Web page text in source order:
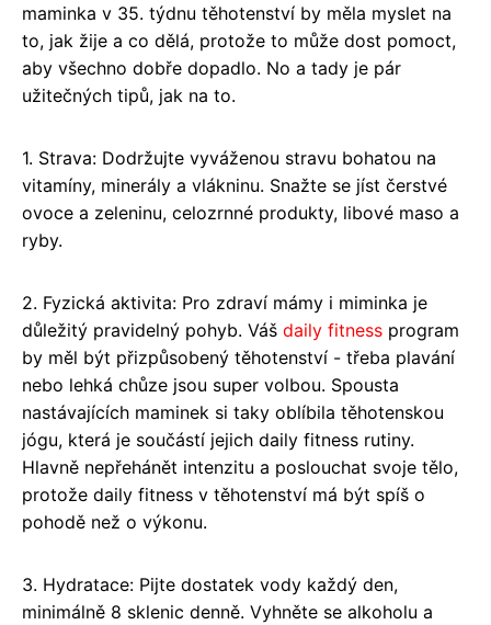
maminka v 35. týdnu těhotenství by měla myslet na
to, jak žije a co dělá, protože to může dost pomoct,
aby všechno dobře dopadlo. No a tady je pár
užitečných tipů, jak na to.
1. Strava: Dodržujte vyváženou stravu bohatou na
vitamíny, minerály a vlákninu. Snažte se jíst čerstvé
ovoce a zeleninu, celozrnné produkty, libové maso a
ryby.
2. Fyzická aktivita: Pro zdraví mámy i miminka je
důležitý pravidelný pohyb. Váš daily fitness program
by měl být přizpůsobený těhotenství - třeba plavání
nebo lehká chůze jsou super volbou. Spousta
nastávajících maminek si taky oblíbila těhotenskou
jógu, která je součástí jejich daily fitness rutiny.
Hlavně nepřehánět intenzitu a poslouchat svoje tělo,
protože daily fitness v těhotenství má být spíš o
pohodě než o výkonu.
3. Hydratace: Pijte dostatek vody každý den,
minimálně 8 sklenic denně. Vyhněte se alkoholu a